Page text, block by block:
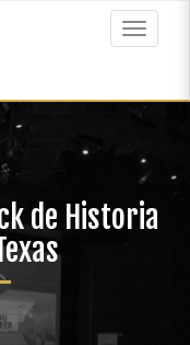
Toggle
de Historia